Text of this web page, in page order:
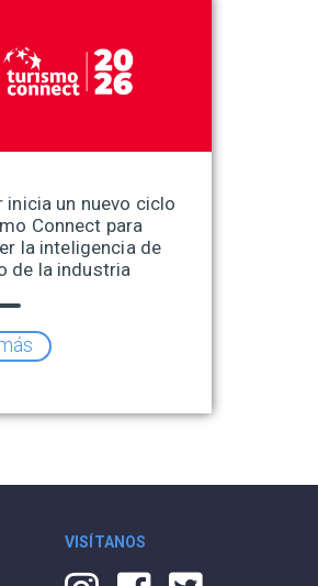
inicia un nuevo ciclo
Connect para
la inteligencia de
de la industria
VISÍTANOS